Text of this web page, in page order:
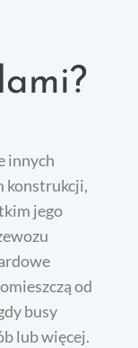
innych
konstrukcji,
jego
od
busy
lub więcej.